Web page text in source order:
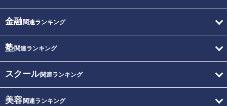
金融関連ランキング
塾関連ランキング
スクール関連ランキング
美容関連ランキング